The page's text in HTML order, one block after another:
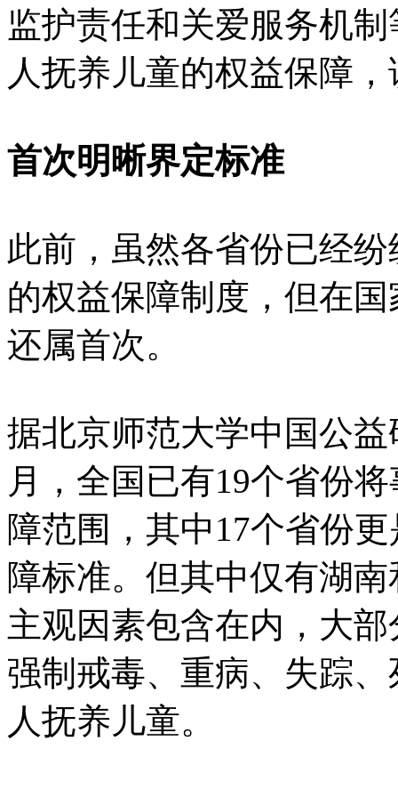
监护责任和关爱服务机
人抚养儿童的权益保障
首次明晰界定标准
此前，虽然各省份已经
的权益保障制度，但在
还属首次。
据北京师范大学中国公
月，全国已有19个省份
障范围，其中17个省份
障标准。但其中仅有湖
主观因素包含在内，大
强制戒毒、重病、失踪
人抚养儿童。